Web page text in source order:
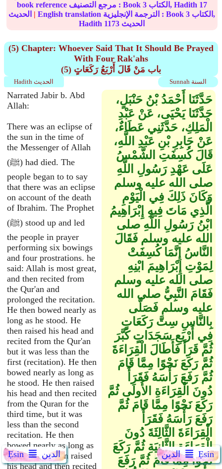
Ẹsin الدين الدين Ẹsin
book reference مرجع التصنيف : Book 3 الكتاب, Hadith 17
| English translation الترجمة الإنجليزية : Book3
Hadith 1173 الحديث
(5) Chapter: Whoever Said That It Should Be Prayed
With Four Rak'ahs
(5) باب مَنْ قَالَ أَرْبَعُ رَكَعَاتٍ
Sunnah السنة Hadith الحديث
Narrated Jabir b. Abd
Allah:
There was an eclipse of
the sun in the time of
the Messenger of Allah
(ﷺ) had died. The
people began to to say
that there was an eclipse
on account of the death
of Ibrahim. The Prophet
(ﷺ) stood up and led
the people in prayer
performing six bowings
and four prostrations. he
said: Allah is most great,
and then recited from
the Qur'an and
prolonged the recitation.
He then bowed nearly as
long as he stood. He
then raised his head and
recited from the Qur'an
but it was less than the
first (recitation). He then
bowed nearly as long as
he stood. He then raised
his head and then recited
from the Quran for the
third time, but it was
less than the second
recitation. He then
bowed nearly as long as
he stood. he then raised
his head and then recited
حَدَّثَنَا أَحْمَدُ بْنُ حَنْبَلٍ،
حَدَّثَنَا يَحْيَى، عَنْ عَبْدِ
الْمَلِكِ، حَدَّثَنِي عَطَاءٌ،
عَنْ جَابِرِ بْنِ عَبْدِ اللَّهِ،
قَالَ كُسِفَتِ الشَّمْسُ
عَلَى عَهْدِ رَسُولِ اللَّهِ
صلى الله عليه وسلم
وَكَانَ ذَلِكَ فِي الْيَوْمِ
الَّذِي مَاتَ فِيهِ إِبْرَاهِيمُ
ابْنُ رَسُولِ اللَّهِ صلى
الله عليه وسلم فَقَالَ
النَّاسُ إِنَّمَا كُسِفَتْ
لِمَوْتِ إِبْرَاهِيمَ ابْنِهِ
صلى الله عليه وسلم
فَقَامَ النَّبِيُّ صلى الله
عليه وسلم فَصَلَّى
بِالنَّاسِ سِتَّ رَكَعَاتٍ
فِي أَرْبَعِ سَجَدَاتٍ كَبَّرَ
ثُمَّ قَرَأَ فَأَطَالَ الْقِرَاءَةَ
ثُمَّ رَكَعَ نَحْوًا مِمَّا قَامَ
ثُمَّ رَفَعَ رَأْسَهُ فَقَرَأَ
دُونَ الْقِرَاءَةِ الأُولَى ثُمَّ
رَكَعَ نَحْوًا مِمَّا قَامَ ثُمَّ
رَفَعَ رَأْسَهُ فَقَرَأَ
الْقِرَاءَةَ الثَّالِثَةَ دُونَ
الْقِرَاءَةِ الثَّانِيَةِ ثُمَّ رَكَعَ
نَحْوًا مِمَّا قَامَ ثُمَّ رَفَعَ